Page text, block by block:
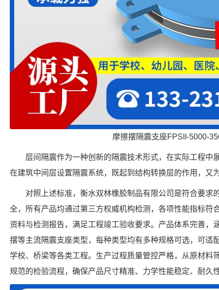
摩擦摆隔震支座FPSII-5000-
层间隔震作为一种创新的隔震技术形式，在实际工程中
在建筑中间层设置隔震系统，既起到结构转换层的作用，又
对照上述标准，衡水双林橡胶制品有限公司是符合要求
全，所有产品均通过第三方权威机构检测，各项性能指标符
资料与检测报告，满足工程竣工验收要求。产品体系完善，
摆等主流隔震支座类型，每种类型均有多种规格可选，可适
学校、桥梁等各类工程。生产过程质量管控严格，从原材料
规范的检验流程，确保产品尺寸精准、力学性能稳定、耐久